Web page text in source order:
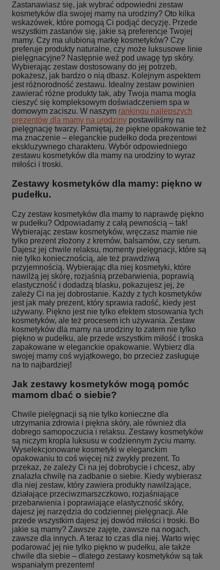
Zastanawiasz się, jak wybrać odpowiedni zestaw
kosmetyków dla swojej mamy na urodziny? Oto kilka
wskazówek, które pomogą Ci podjąć decyzję. Przede
wszystkim zastanów się, jakie są preferencje Twojej
mamy. Czy ma ulubioną markę kosmetyków? Czy
preferuje produkty naturalne, czy może luksusowe linie
pielęgnacyjne? Następnie weź pod uwagę typ skóry.
Wybierając zestaw dostosowany do jej potrzeb,
pokażesz, jak bardzo o nią dbasz. Kolejnym aspektem
jest różnorodność zestawu. Idealny zestaw powinien
zawierać różne produkty tak, aby Twoja mama mogła
cieszyć się kompleksowym doświadczeniem spa w
domowym zaciszu. W naszym rankingu najlepszych
prezentów dla mamy na urodziny postawiliśmy na
pielęgnację twarzy. Pamiętaj, że piękne opakowanie też
ma znaczenie – eleganckie pudełko doda prezentowi
ekskluzywnego charakteru. Wybór odpowiedniego
zestawu kosmetyków dla mamy na urodziny to wyraz
miłości i troski.
Zestawy kosmetyków dla mamy: piękno w
pudełku.
Czy zestaw kosmetyków dla mamy to naprawdę piękno
w pudełku? Odpowiadamy z całą pewnością – tak!
Wybierając zestaw kosmetyków, wręczasz mamie nie
tylko prezent złożony z kremów, balsamów, czy serum.
Dajesz jej chwile relaksu, momenty pielęgnacji, które są
nie tylko koniecznością, ale też prawdziwą
przyjemnością. Wybierając dla niej kosmetyki, które
nawilżą jej skórę, rozjaśnią przebarwienia, poprawią
elastyczność i dodadzą blasku, pokazujesz jej, że
zależy Ci na jej dobrostanie. Każdy z tych kosmetyków
jest jak mały prezent, który sprawia radość, kiedy jest
używany. Piękno jest nie tylko efektem stosowania tych
kosmetyków, ale też procesem ich używania. Zestaw
kosmetyków dla mamy na urodziny to zatem nie tylko
piękno w pudełku, ale przede wszystkim miłość i troska
zapakowane w eleganckie opakowanie. Wybierz dla
swojej mamy coś wyjątkowego, bo przecież zasługuje
na to najbardziej!
Jak zestawy kosmetyków mogą pomóc
mamom dbać o siebie?
Chwile pielęgnacji są nie tylko konieczne dla
utrzymania zdrowia i piękna skóry, ale również dla
dobrego samopoczucia i relaksu. Zestawy kosmetyków
są niczym kropla luksusu w codziennym życiu mamy.
Wyselekcjonowane kosmetyki w eleganckim
opakowaniu to coś więcej niż zwykły prezent. To
przekaz, że zależy Ci na jej dobrobycie i chcesz, aby
znalazła chwilę na zadbanie o siebie. Kiedy wybierasz
dla niej zestaw, który zawiera produkty nawilżające,
działające przeciwzmarszczkowo, rozjaśniające
przebarwienia i poprawiające elastyczność skóry,
dajesz jej narzędzia do codziennej pielęgnacji. Ale
przede wszystkim dajesz jej dowód miłości i troski. Bo
jakie są mamy? Zawsze zajęte, zawsze na nogach,
zawsze dla innych. A teraz to czas dla niej. Warto więc
podarować jej nie tylko piękno w pudełku, ale także
chwile dla siebie – dlatego zestawy kosmetyków są tak
wspaniałym prezentem!